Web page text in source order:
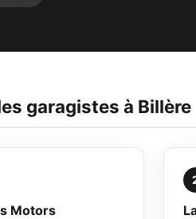
garagistes à Billère
Motors